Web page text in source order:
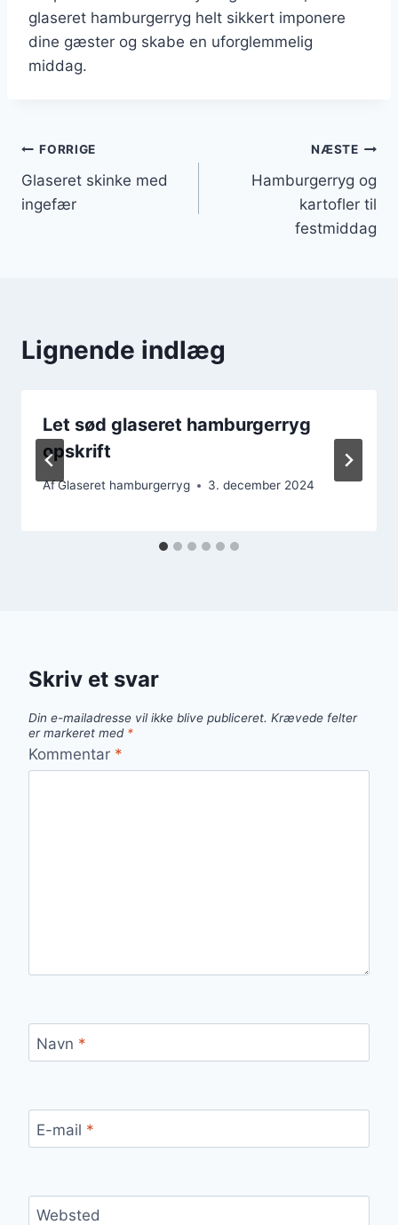
glaseret hamburgerryg helt sikkert imponere
dine gæster og skabe en uforglemmelig
middag.
Indlægsnavigation
FORRIGE
Glaseret skinke med
ingefær
NÆSTE
Hamburgerryg og
kartofler til
festmiddag
Lignende indlæg
Let sød glaseret hamburgerryg
opskrift
AfGlaseret hamburgerryg 3. december 2024
Skriv et svar
Din e-mailadresse vil ikke blive publiceret. Krævede felter
er markeret med *
Kommentar *
Navn *
E-mail *
Websted